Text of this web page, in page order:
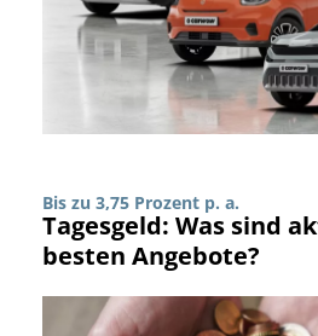
Bis zu 3,75 Prozent p. a.
Tagesgeld: Was sind
besten Angebote?